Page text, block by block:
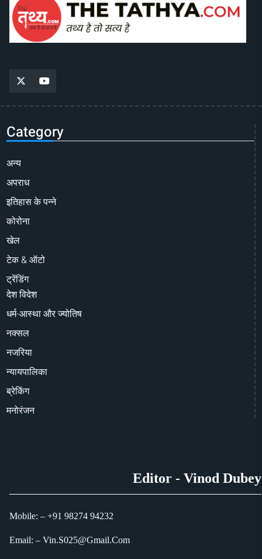
Category
अन्य
अपराध
इतिहास के पन्ने
कोरोना
खेल
टेक & ऑटो
ट्रेंडिंग
देश विदेश
धर्म-आस्था और ज्योतिष
नक्सल
नजरिया
न्यायपालिका
ब्रेकिंग
मनोरंजन
Editor - Vinod Dubey
Mobile: – +91 98274 94232
Email: – Vin.S025@Gmail.Com